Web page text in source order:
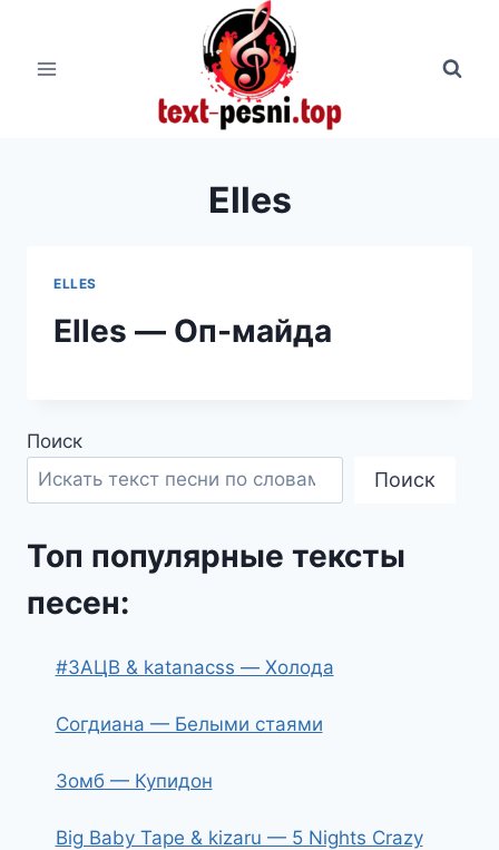
содержимому
Elles
ELLES
Elles — Оп-майда
Поиск
Поиск
Топ популярные тексты
песен:
#ЗАЦВ & katanacss — Холода
Согдиана — Белыми стаями
Зомб — Купидон
Big Baby Tape & kizaru — 5 Nights Crazy